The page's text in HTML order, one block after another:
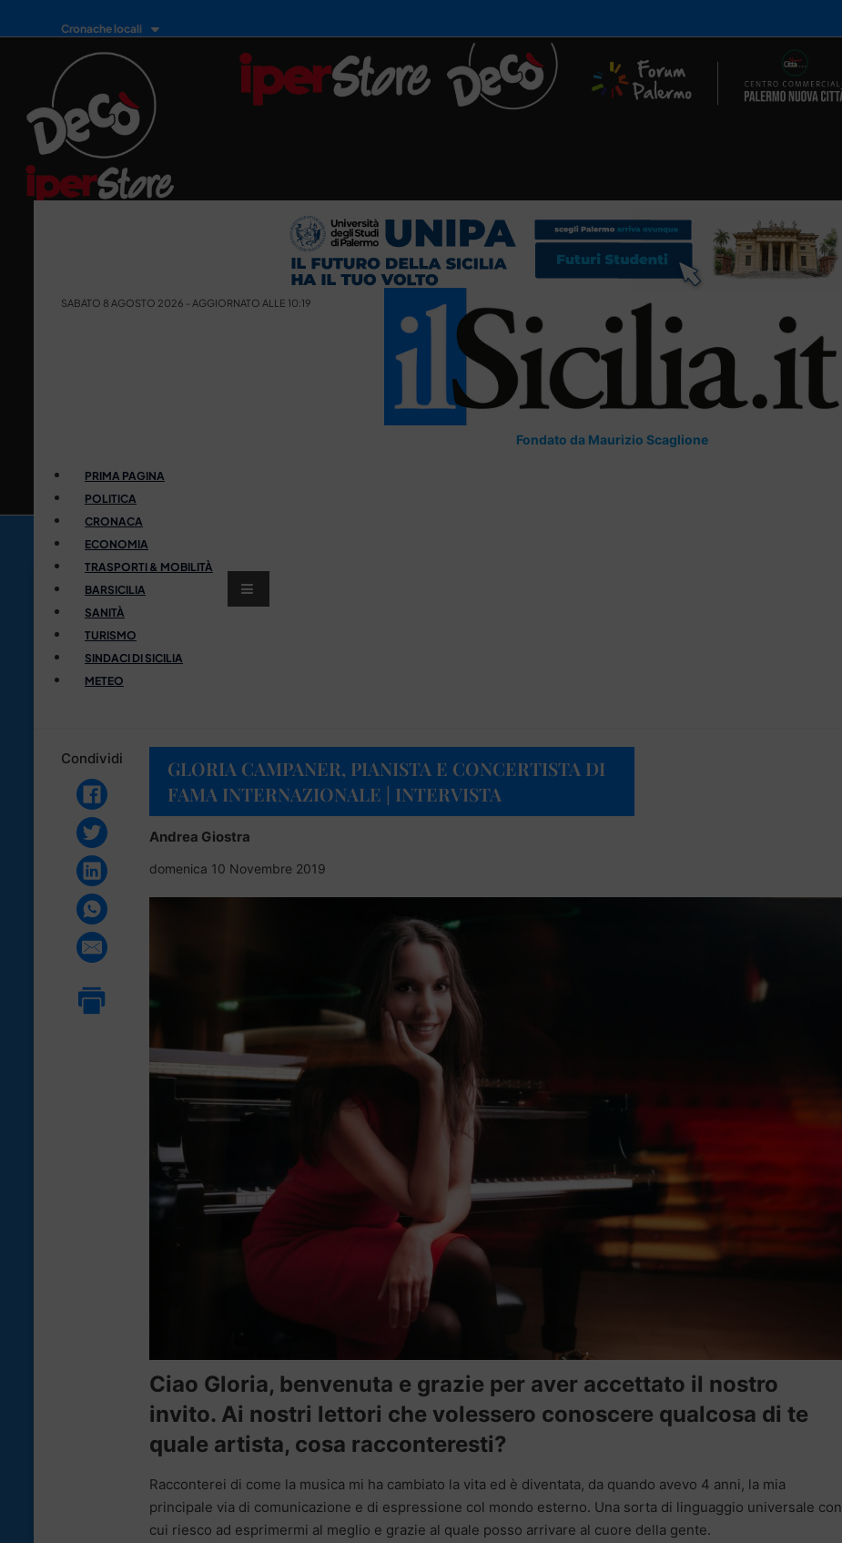
Cronache locali
SABATO 8 AGOSTO 2026 - AGGIORNATO ALLE 10:19
Fondato da Maurizio Scaglione
PRIMA PAGINA
POLITICA
CRONACA
ECONOMIA
TRASPORTI & MOBILITÀ
BARSICILIA
SANITÀ
TURISMO
SINDACI DI SICILIA
METEO
Condividi
GLORIA CAMPANER, PIANISTA E CONCERTISTA DI
FAMA INTERNAZIONALE | INTERVISTA
Andrea Giostra
domenica 10 Novembre 2019
Ciao Gloria, benvenuta e grazie per aver accettato il nostro
invito. Ai nostri lettori che volessero conoscere qualcosa di te
quale artista, cosa racconteresti?
Racconterei di come la musica mi ha cambiato la vita ed è diventata, da quando avevo 4 anni, la mia
principale via di comunicazione e di espressione col mondo esterno. Una sorta di linguaggio universale con
cui riesco ad esprimermi al meglio e grazie al quale posso arrivare al cuore della gente.